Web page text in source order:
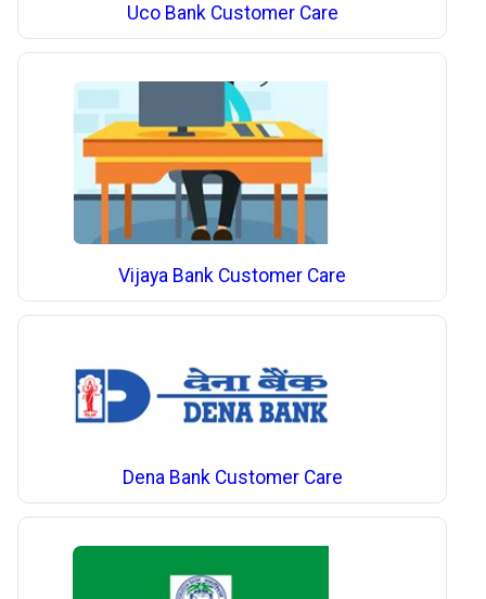
Uco Bank Customer Care
Vijaya Bank Customer Care
Dena Bank Customer Care